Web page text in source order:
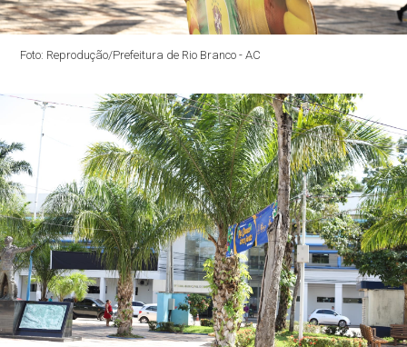
Foto: Reprodução/Prefeitura de Rio Branco - AC